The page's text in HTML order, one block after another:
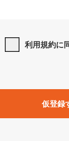
ものとします。
る以下のサービス
て当社が実施するイ
「MarkeZine」「
利用規約に
仮登録